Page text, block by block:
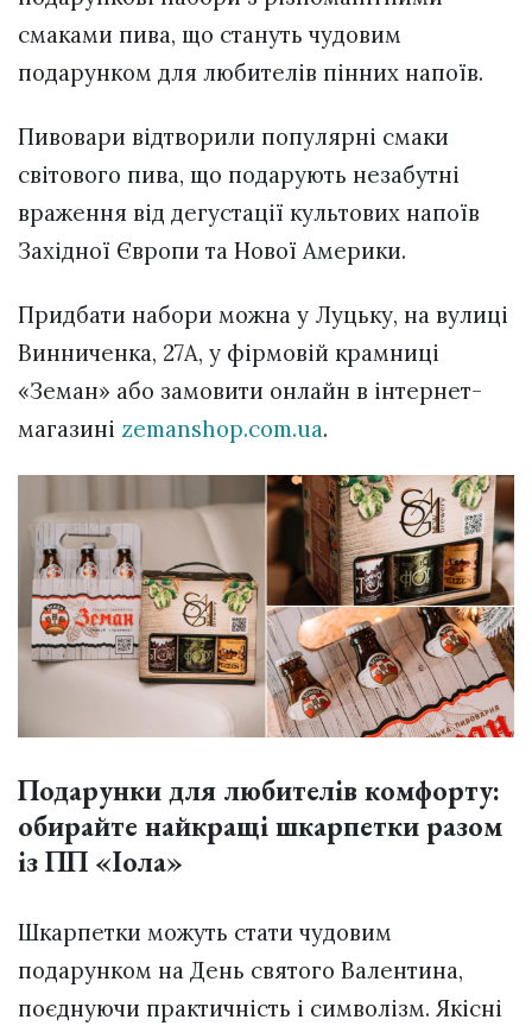
смаками пива, що стануть чудовим
подарунком для любителів пінних напоїв.
Пивовари відтворили популярні смаки
світового пива, що подарують незабутні
враження від дегустації культових напоїв
Західної Європи та Нової Америки.
Придбати набори можна у Луцьку, на вулиці
Винниченка, 27А, у фірмовій крамниці
«Земан» або замовити онлайн в інтернет-
магазині zemanshop.com.ua.
Подарунки для любителів комфорту:
обирайте найкращі шкарпетки разом
із ПП «Іола»
Шкарпетки можуть стати чудовим
подарунком на День святого Валентина,
поєднуючи практичність і символізм. Якісні